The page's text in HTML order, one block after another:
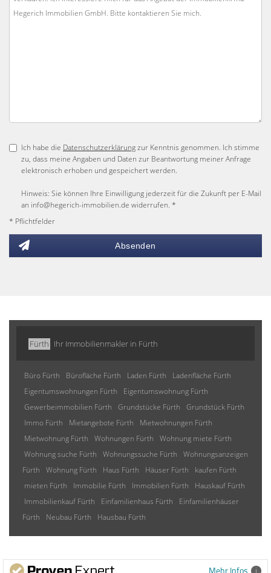
Ich habe die Datenschutzerklärungzur Kenntnis genommen. Ich stimme
zu, dass meine Angaben und Daten zur Beantwortung meiner Anfrage
elektronisch erhoben und gespeichert werden.
Hinweis: Sie können Ihre Einwilligung jederzeit für die Zukunft per E-Mail
an info@hegerich-immobilien.de widerrufen. *
* Pflichtfelder
Absenden
Fürth Ihr Immobilienmakler in Fürth
Büro Fürth Bürofläche Fürth Laden Fürth
Ladenfläche Fürth
Eigentumswohnungen Fürth
Eigentumswohnung Fürth
Gewerbeimmobilien Fürth
Grundstücke Fürth
Grundstück Fürth
Immo Fürth
Mietangebote Fürth
Mietwohnungen Fürth
Mietwohnung Fürth
Wohnungen Fürth
Wohnung miete Fürth
Wohnung suche Fürth
Wohnungssuche Fürth
Wohnungsanzeigen
Fürth
Wohnung Fürth Haus Fürth Häuser Fürth
kaufen Fürth
mieten Fürth
Immobilie Fürth Immobilien Fürth
Hauskauf Fürth
Immobilienkauf Fürth
Einfamilienhaus Fürth
Einfamilienhäuser
Fürth
Neubau Fürth Hausbau Fürth
Mehr Infos